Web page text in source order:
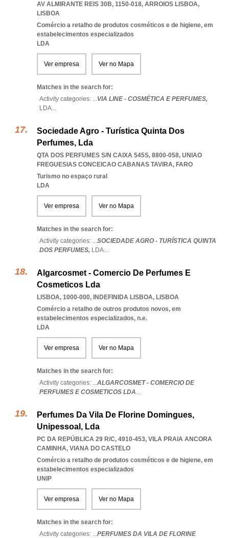
AV ALMIRANTE REIS 30B, 1150-018, ARROIOS LISBOA,
LISBOA
Comércio a retalho de produtos cosméticos e de higiene, em
estabelecimentos especializados
LDA
Ver empresa Ver no Mapa
Matches in the search for:
Activity categories: ...VIA LINE - COSMÉTICA E PERFUMES,
LDA...
Sociedade Agro - Turística Quinta Dos
Perfumes, Lda
QTA DOS PERFUMES S/N CAIXA 545S, 8800-058, UNIAO
FREGUESIAS CONCEICAO CABANAS TAVIRA, FARO
Turismo no espaço rural
LDA
Ver empresa Ver no Mapa
Matches in the search for:
Activity categories: ...SOCIEDADE AGRO - TURÍSTICA QUINTA
DOS PERFUMES, LDA...
Algarcosmet - Comercio De Perfumes E
Cosmeticos Lda
LISBOA, 1000-000, INDEFINIDA LISBOA, LISBOA
Comércio a retalho de outros produtos novos, em
estabelecimentos especializados, n.e.
LDA
Ver empresa Ver no Mapa
Matches in the search for:
Activity categories: ...ALGARCOSMET - COMERCIO DE
PERFUMES E COSMETICOS LDA...
Perfumes Da Vila De Florine Domingues,
Unipessoal, Lda
PC DA REPÚBLICA 29 R/C, 4910-453, VILA PRAIA ANCORA
CAMINHA, VIANA DO CASTELO
Comércio a retalho de produtos cosméticos e de higiene, em
estabelecimentos especializados
UNIP
Ver empresa Ver no Mapa
Matches in the search for:
Activity categories: ...PERFUMES DA VILA DE FLORINE